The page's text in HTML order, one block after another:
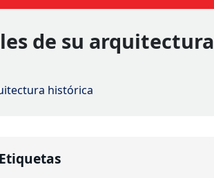
de su arquitectura
histórica
Etiquetas